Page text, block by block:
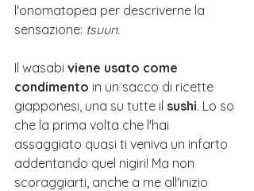
l'onomatopea per descriverne la
sensazione: tsuun.
Il wasabi viene usato come
condimento in un sacco di ricette
giapponesi, una su tutte il sushi. Lo so
che la prima volta che l'hai
assaggiato quasi ti veniva un infarto
addentando quel nigiri! Ma non
scoraggiarti, anche a me all'inizio